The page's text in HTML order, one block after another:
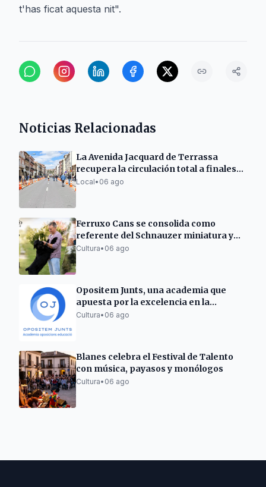
t'has ficat aquesta nit".
Noticias Relacionadas
La Avenida Jacquard de Terrassa
recupera la circulación total a finales
de semana
Local• 06 ago
Ferruxo Cans se consolida como
referente del Schnauzer miniatura y
gigante tras su éxito en el World Dog
Cultura• 06 ago
Opositem Junts, una academia que
apuesta por la excelencia en la
preparación de oposiciones docentes
Cultura• 06 ago
Blanes celebra el Festival de Talento
con música, payasos y monólogos
Cultura• 06 ago